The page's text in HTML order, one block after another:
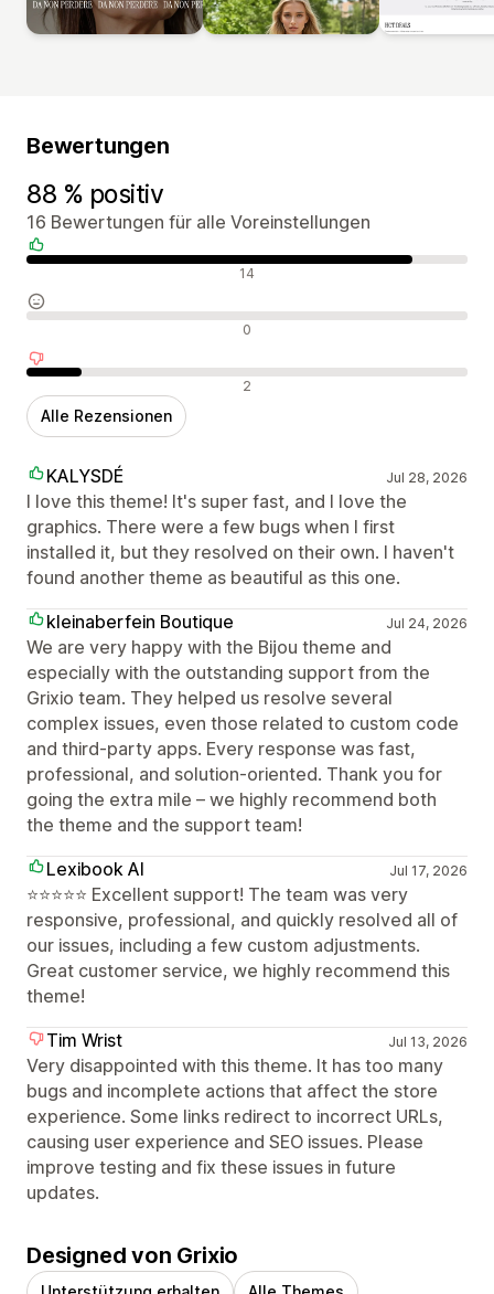
Bewertungen
88 % positiv
16 Bewertungen für alle Voreinstellungen
Positive Bewertungen 14
Neutrale Bewertungen 0
Negative Bewertungen 2
Alle Rezensionen
KALYSDÉ Jul 28, 2026
I love this theme! It's super fast, and I love the
graphics. There were a few bugs when I first
installed it, but they resolved on their own. I haven't
found another theme as beautiful as this one.
kleinaberfein Boutique
Jul 24, 2026
We are very happy with the Bijou theme and
especially with the outstanding support from the
Grixio team. They helped us resolve several
complex issues, even those related to custom code
and third-party apps. Every response was fast,
professional, and solution-oriented. Thank you for
going the extra mile – we highly recommend both
the theme and the support team!
Lexibook AI
Jul 17, 2026
⭐⭐⭐⭐⭐ Excellent support! The team was very
responsive, professional, and quickly resolved all of
our issues, including a few custom adjustments.
Great customer service, we highly recommend this
theme!
Tim Wrist
Jul 13, 2026
Very disappointed with this theme. It has too many
bugs and incomplete actions that affect the store
experience. Some links redirect to incorrect URLs,
causing user experience and SEO issues. Please
improve testing and fix these issues in future
updates.
Designed von Grixio